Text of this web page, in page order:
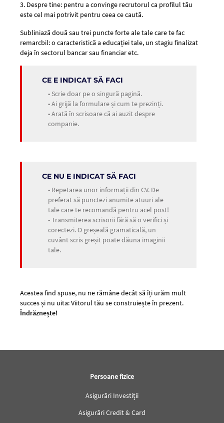
3. Despre tine: pentru a convinge recrutorul ca profilul tău
este cel mai potrivit pentru ceea ce caută.
Subliniază două sau trei puncte forte ale tale care te fac
remarcbil: o caracteristică a educației tale, un stagiu finalizat
deja în sectorul bancar sau financiar etc.
CE E INDICAT SĂ FACI
• Scrie doar pe o singură pagină.
• Ai grijă la formulare și cum te prezinți.
• Arată în scrisoare că ai auzit despre
companie.
CE NU E INDICAT SĂ FACI
• Repetarea unor informații din CV. De
preferat să punctezi anumite atuuri ale
tale care te recomandă pentru acel post!
• Transmiterea scrisorii fără să o verifici și
corectezi. O greșeală gramaticală, un
cuvânt scris greșit poate dăuna imaginii
tale.
Acestea find spuse, nu ne rămâne decât să îți urăm mult
succes și nu uita: Viitorul tău se construiește în prezent.
Îndrăznește!
Persoane fizice
Asigurări Investiții
Asigurări Credit & Card